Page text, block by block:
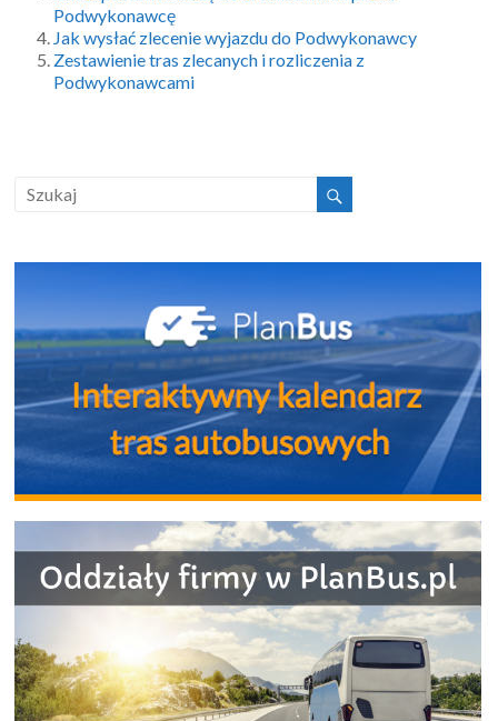
Podwykonawcę
Jak wysłać zlecenie wyjazdu do Podwykonawcy
Zestawienie tras zlecanych i rozliczenia z
Podwykonawcami